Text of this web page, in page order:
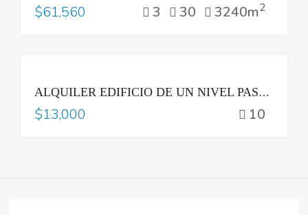
$61,560 3 30 3240m2
ALQUILER EDIFICIO DE UN NIVEL PASEO GENERAL ESCALON COL ESCALON SAN SALVADOR
$13,000 10